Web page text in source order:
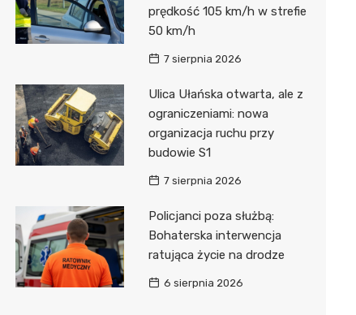
prędkość 105 km/h w strefie
50 km/h
7 sierpnia 2026
Ulica Ułańska otwarta, ale z
ograniczeniami: nowa
organizacja ruchu przy
budowie S1
7 sierpnia 2026
Policjanci poza służbą:
Bohaterska interwencja
ratująca życie na drodze
6 sierpnia 2026